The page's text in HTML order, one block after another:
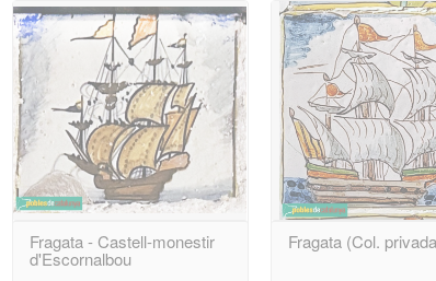
Fragata - Castell-monestir
d'Escornalbou
Fragata (Col.